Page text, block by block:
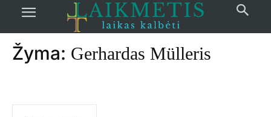
žymos Gerhardas Mülleris
Žyma: Gerhardas Mülleris